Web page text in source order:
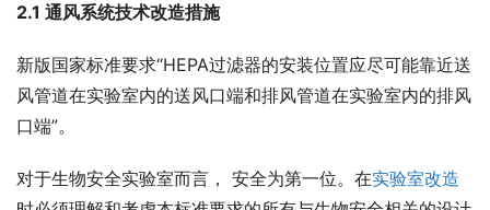
2.1 通风系统技术改造措施
新版国家标准要求“HEPA过滤器的安装位置应尽可能靠近送
风管道在实验室内的送风口端和排风管道在实验室内的排风
口端”。
对于生物安全实验室而言， 安全为第一位。在实验室改造